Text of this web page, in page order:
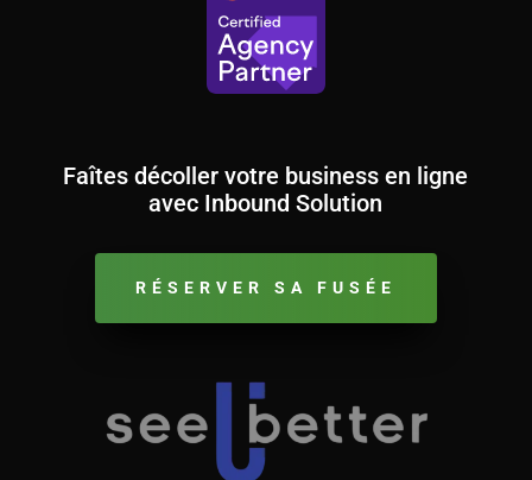
Faîtes décoller votre business en ligne
avec Inbound Solution
RÉSERVER SA FUSÉE